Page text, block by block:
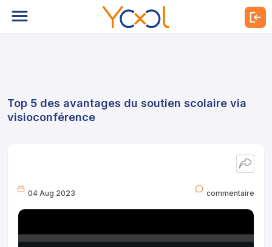
Top 5 des avantages du soutien scolaire via
visioconférence
04 Aug 2023 commentaire